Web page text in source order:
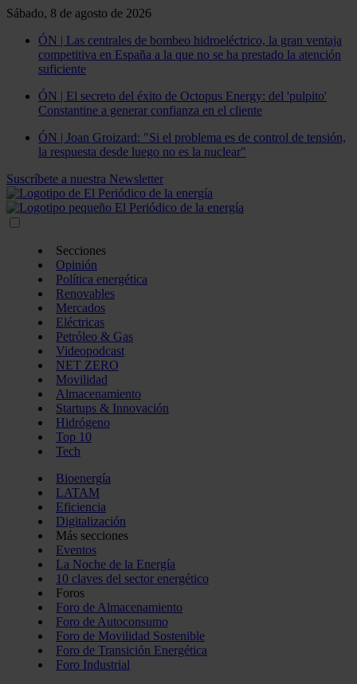
Sábado, 8 de agosto de 2026
ÓN | Las centrales de bombeo hidroeléctrico, la gran ventaja
competitiva en España a la que no se ha prestado la atención
suficiente
ÓN | El secreto del éxito de Octopus Energy: del 'pulpito'
Constantine a generar confianza en el cliente
ÓN | Joan Groizard: "Si el problema es de control de tensión,
la respuesta desde luego no es la nuclear"
Suscríbete a nuestra Newsletter
Secciones
Opinión
Política energética
Renovables
Mercados
Eléctricas
Petróleo & Gas
Videopodcast
NET ZERO
Movilidad
Almacenamiento
Startups & Innovación
Hidrógeno
Top 10
Tech
Bioenergía
LATAM
Eficiencia
Digitalización
Más secciones
Eventos
La Noche de la Energía
10 claves del sector energético
Foros
Foro de Almacenamiento
Foro de Autoconsumo
Foro de Movilidad Sostenible
Foro de Transición Energética
Foro Industrial